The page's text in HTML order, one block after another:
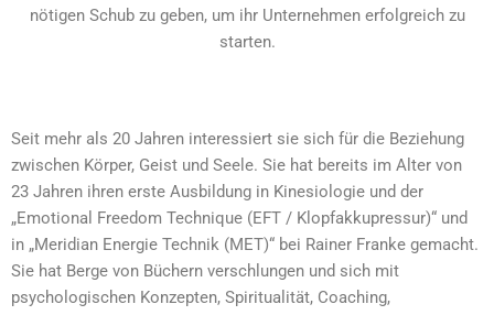
nötigen Schub zu geben, um ihr Unternehmen erfolgreich zu
starten.
Seit mehr als 20 Jahren interessiert sie sich für die Beziehung
zwischen Körper, Geist und Seele. Sie hat bereits im Alter von
23 Jahren ihren erste Ausbildung in Kinesiologie und der
„Emotional Freedom Technique (EFT / Klopfakkupressur)“ und
in „Meridian Energie Technik (MET)“ bei Rainer Franke gemacht.
Sie hat Berge von Büchern verschlungen und sich mit
psychologischen Konzepten, Spiritualität, Coaching,